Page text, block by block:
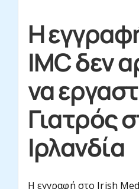
Η
IMC δεν
να
Γιατρός
Ιρλανδία
Η εγγραφή στο Irish